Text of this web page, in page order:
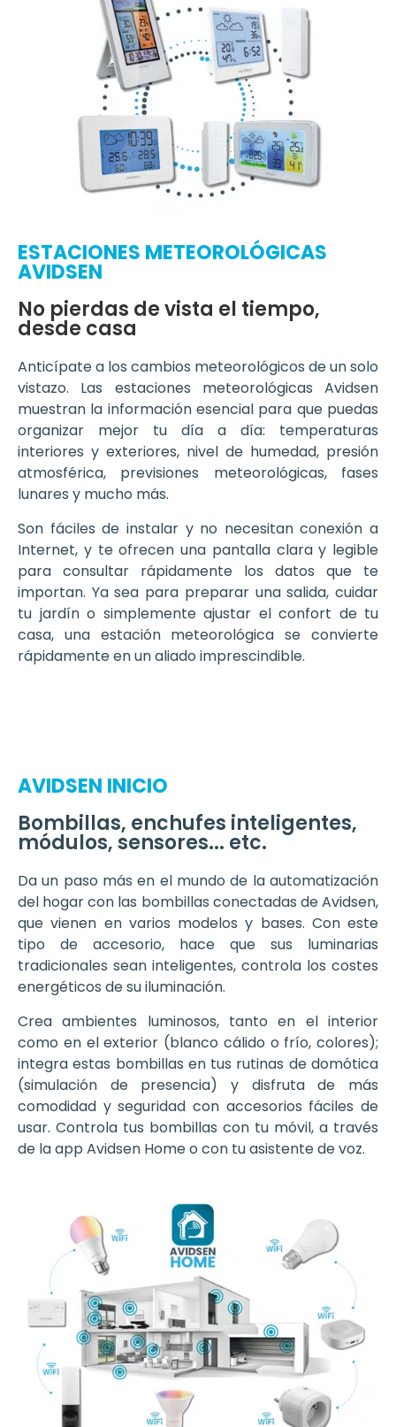
ESTACIONES METEOROLÓGICAS
AVIDSEN
No pierdas de vista el tiempo,
desde casa
Anticípate a los cambios meteorológicos de un solo
vistazo. Las estaciones meteorológicas Avidsen
muestran la información esencial para que puedas
organizar mejor tu día a día: temperaturas
interiores y exteriores, nivel de humedad, presión
atmosférica, previsiones meteorológicas, fases
lunares y mucho más.
Son fáciles de instalar y no necesitan conexión a
Internet, y te ofrecen una pantalla clara y legible
para consultar rápidamente los datos que te
importan. Ya sea para preparar una salida, cuidar
tu jardín o simplemente ajustar el confort de tu
casa, una estación meteorológica se convierte
rápidamente en un aliado imprescindible.
AVIDSEN INICIO
Bombillas, enchufes inteligentes,
módulos, sensores... etc.
Da un paso más en el mundo de la automatización
del hogar con las bombillas conectadas de Avidsen,
que vienen en varios modelos y bases. Con este
tipo de accesorio, hace que sus luminarias
tradicionales sean inteligentes, controla los costes
energéticos de su iluminación.
Crea ambientes luminosos, tanto en el interior
como en el exterior (blanco cálido o frío, colores);
integra estas bombillas en tus rutinas de domótica
(simulación de presencia) y disfruta de más
comodidad y seguridad con accesorios fáciles de
usar. Controla tus bombillas con tu móvil, a través
de la app Avidsen Home o con tu asistente de voz.